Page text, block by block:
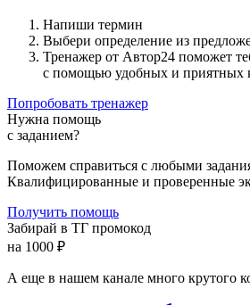
Напиши термин
Выбери определение из
Тренажер от Автор24 поможет
с помощью удобных и приятных
Попробовать тренажер
Нужна помощь
с заданием?
Поможем справиться с любыми
Квалифицированные и проверенные
Получить помощь
Забирай в ТГ промокод
на 1000 ₽
А еще в нашем канале много крутого